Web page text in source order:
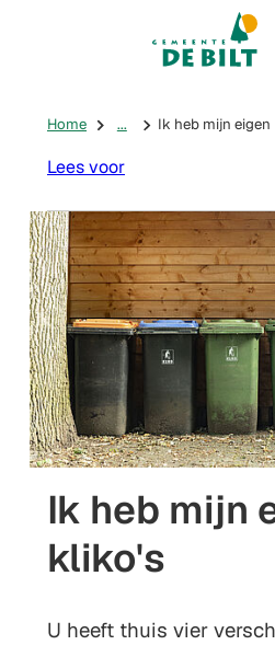
Mijn De Bilt
(Verwijst
Home ... Ik heb mijn
Lees voor
Ik heb mijn
kliko's
U heeft thuis vier